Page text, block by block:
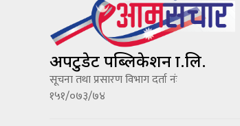
अपटुडेट पब्लिकेशन प्रा.लि.
सूचना तथा प्रसारण विभाग दर्ता नंः
१५१/०७३/७४